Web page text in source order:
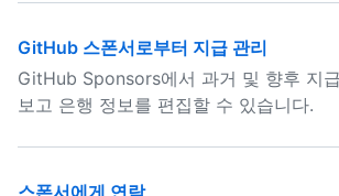
GitHub 스폰서로부터 지급 관리
GitHub Sponsors에서 과거 및 향후 지
보고 은행 정보를 편집할 수 있습니다.
스폰서에게 연락